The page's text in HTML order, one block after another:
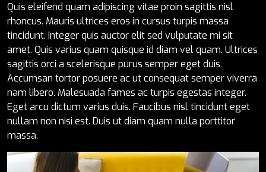
Quis eleifend quam adipiscing vitae proin sagittis nisl
rhoncus. Mauris ultrices eros in cursus turpis massa
tincidunt. Integer quis auctor elit sed vulputate mi sit
amet. Quis varius quam quisque id diam vel quam. Ultrices
sagittis orci a scelerisque purus semper eget duis.
Accumsan tortor posuere ac ut consequat semper viverra
nam libero. Malesuada fames ac turpis egestas integer.
Eget arcu dictum varius duis. Faucibus nisl tincidunt eget
nullam non nisi est. Duis ut diam quam nulla porttitor
massa.